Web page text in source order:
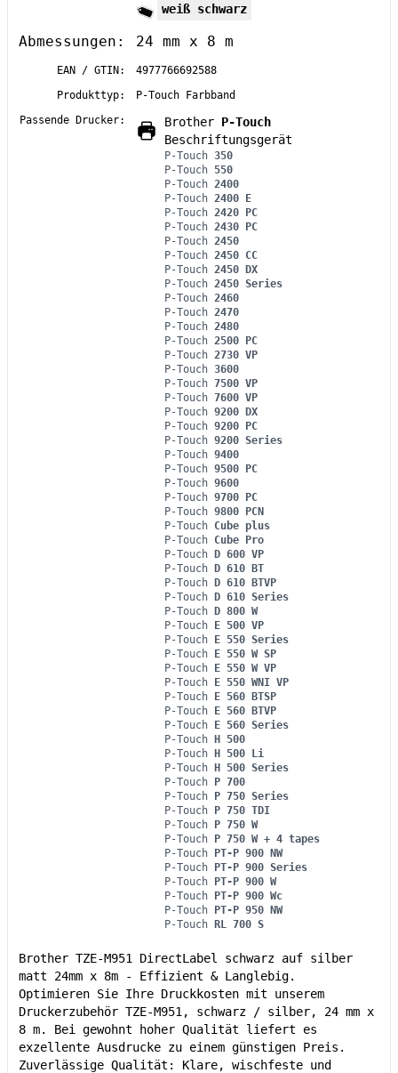
weiß schwarz
Abmessungen: 24 mm x 8 m
EAN / GTIN:
4977766692588
Produkttyp:
P-Touch Farbband
Passende Drucker:
Brother P-Touch
Beschriftungsgerät
P-Touch 350
P-Touch 550
P-Touch 2400
P-Touch 2400 E
P-Touch 2420 PC
P-Touch 2430 PC
P-Touch 2450
P-Touch 2450 CC
P-Touch 2450 DX
P-Touch 2450 Series
P-Touch 2460
P-Touch 2470
P-Touch 2480
P-Touch 2500 PC
P-Touch 2730 VP
P-Touch 3600
P-Touch 7500 VP
P-Touch 7600 VP
P-Touch 9200 DX
P-Touch 9200 PC
P-Touch 9200 Series
P-Touch 9400
P-Touch 9500 PC
P-Touch 9600
P-Touch 9700 PC
P-Touch 9800 PCN
P-Touch Cube plus
P-Touch Cube Pro
P-Touch D 600 VP
P-Touch D 610 BT
P-Touch D 610 BTVP
P-Touch D 610 Series
P-Touch D 800 W
P-Touch E 500 VP
P-Touch E 550 Series
P-Touch E 550 W SP
P-Touch E 550 W VP
P-Touch E 550 WNI VP
P-Touch E 560 BTSP
P-Touch E 560 BTVP
P-Touch E 560 Series
P-Touch H 500
P-Touch H 500 Li
P-Touch H 500 Series
P-Touch P 700
P-Touch P 750 Series
P-Touch P 750 TDI
P-Touch P 750 W
P-Touch P 750 W + 4 tapes
P-Touch PT-P 900 NW
P-Touch PT-P 900 Series
P-Touch PT-P 900 W
P-Touch PT-P 900 Wc
P-Touch PT-P 950 NW
P-Touch RL 700 S
Brother TZE-M951 DirectLabel schwarz auf silber
matt 24mm x 8m - Effizient & Langlebig.
Optimieren Sie Ihre Druckkosten mit unserem
Druckerzubehör TZE-M951, schwarz / silber, 24 mm x
8 m. Bei gewohnt hoher Qualität liefert es
exzellente Ausdrucke zu einem günstigen Preis.
Zuverlässige Qualität: Klare, wischfeste und